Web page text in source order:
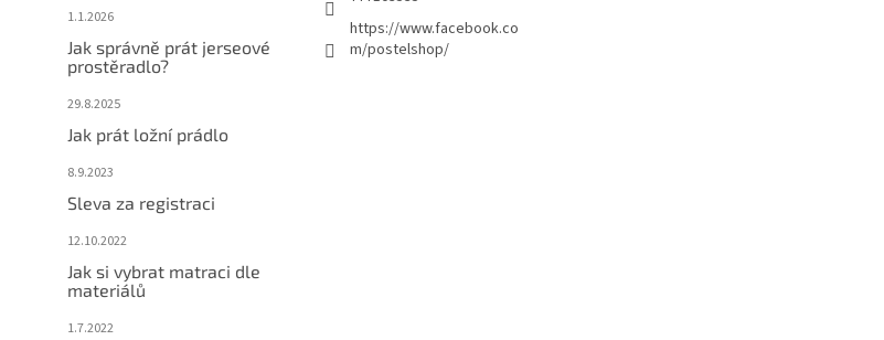
1.1.2026
Jak správně prát jerseové
prostěradlo?
29.8.2025
Jak prát ložní prádlo
8.9.2023
Sleva za registraci
12.10.2022
Jak si vybrat matraci dle
materiálů
1.7.2022
https://www.facebook.co
m/postelshop/